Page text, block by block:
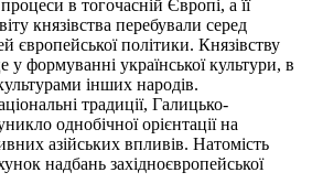
в тогочасній Європі, а її
князівства перебували серед
європейської політики. Князівству
у формуванні української культури, в
культурами інших народів.
традиції, Галицько-
однобічної орієнтації на
азійських впливів. Натомість
надбань західноєвропейської